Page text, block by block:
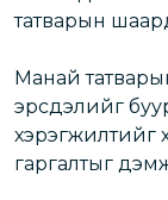
татварын
Манай
эрсдэлийг
хэрэгжилтийг
гаргалтыг